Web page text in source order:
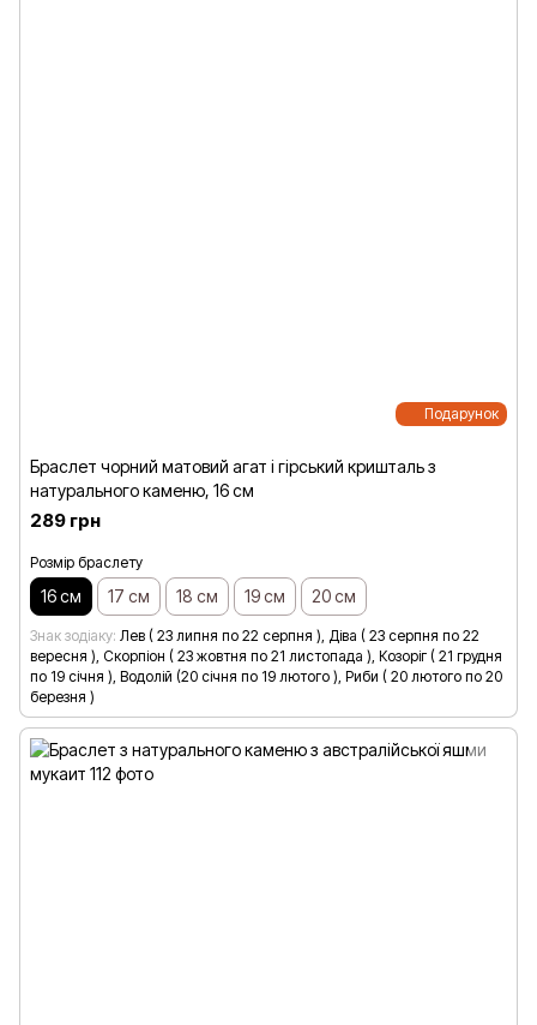
Подарунок
Браслет чорний матовий агат і гірський кришталь з
натурального каменю, 16 см
289 грн
Розмір браслету
16 см 17 см 18 см 19 см 20 см
Знак зодіаку Лев ( 23 липня по 22 серпня ), Діва ( 23 серпня по 22
вересня ), Скорпіон ( 23 жовтня по 21 листопада ), Козоріг ( 21 грудня
по 19 січня ), Водолій (20 січня по 19 лютого ), Риби ( 20 лютого по 20
березня )